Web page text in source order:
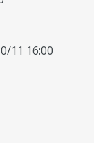
11 16:00